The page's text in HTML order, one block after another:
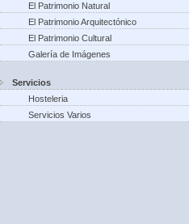
El Patrimonio Natural
El Patrimonio Arquitectónico
El Patrimonio Cultural
Galería de Imágenes
Servicios
Hosteleria
Servicios Varios